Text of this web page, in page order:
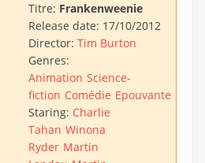
Titre: Frankenweenie
Release date: 17/10/2012
Director: Tim Burton
Genres:
Animation Science-
fiction Comédie Epouvante
Staring: Charlie
Tahan Winona
Ryder Martin